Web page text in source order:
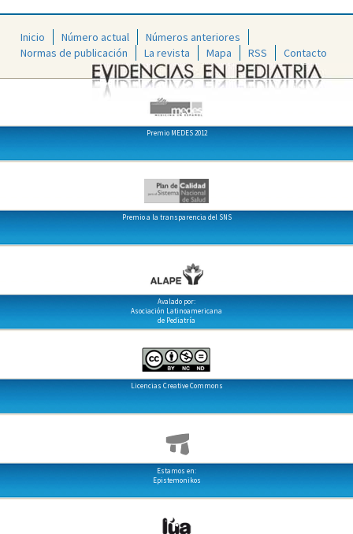
Inicio Número actual
Números anteriores
Normas de publicación
La revista Mapa RSS Contacto
Premio MEDES 2012
Premio a la transparencia del SNS
Avalado por:
Asociación Latinoamericana
de Pediatría
Licencias Creative Commons
Estamos en:
Epistemonikos